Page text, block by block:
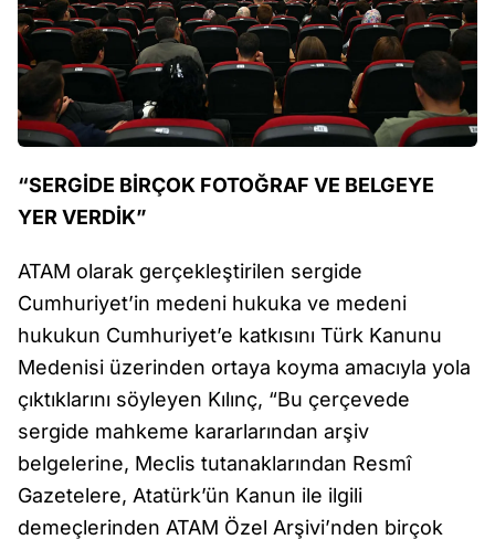
“SERGİDE BİRÇOK FOTOĞRAF VE BELGEYE
YER VERDİK”
ATAM olarak gerçekleştirilen sergide
Cumhuriyet’in medeni hukuka ve medeni
hukukun Cumhuriyet’e katkısını Türk Kanunu
Medenisi üzerinden ortaya koyma amacıyla yola
çıktıklarını söyleyen Kılınç, “Bu çerçevede
sergide mahkeme kararlarından arşiv
belgelerine, Meclis tutanaklarından Resmî
Gazetelere, Atatürk’ün Kanun ile ilgili
demeçlerinden ATAM Özel Arşivi’nden birçok